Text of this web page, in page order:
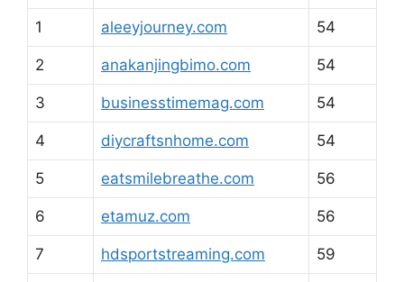
1 aleeyjourney.com 54
2 anakanjingbimo.com 54
3 businesstimemag.com 54
4 diycraftsnhome.com 54
5 eatsmilebreathe.com 56
6 etamuz.com 56
7 hdsportstreaming.com 59